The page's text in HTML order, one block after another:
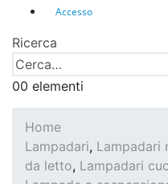
Accesso
Ricerca
00 elementi
Home
Lampadari, Lampadari
da letto, Lampadari